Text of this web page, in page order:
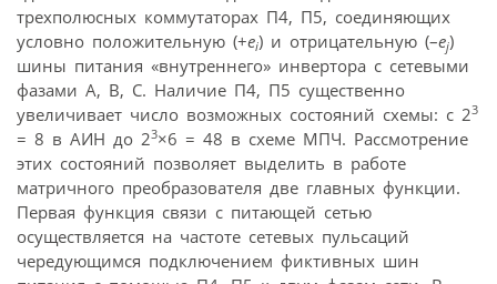
трехполюсных коммутаторах П4, П5, соединяющих
условно положительную (+еi) и отрицательную (–еj)
шины питания «внутреннего» инвертора с сетевыми
фазами А, В, С. Наличие П4, П5 существенно
увеличивает число возможных состояний схемы: с 23
= 8 в АИН до 23×6 = 48 в схеме МПЧ. Рассмотрение
этих состояний позволяет выделить в работе
матричного преобразователя две главных функции.
Первая функция связи с питающей сетью
осуществляется на частоте сетевых пульсаций
чередующимся подключением фиктивных шин